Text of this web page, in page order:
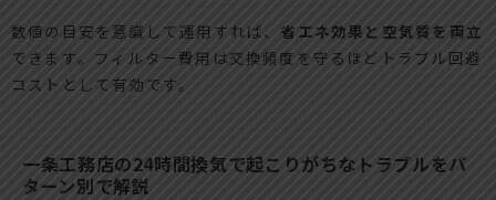
数値の目安を意識して運用すれば、 省エネ効果と空気質を両立
できます。フィルター費用は交換頻度を守るほどトラブル回避
コストとして有効です。
一条工務店の24時間換気で起こりがちなトラブルをパ
ターン別で解説